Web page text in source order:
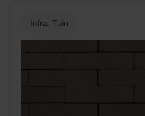
Infra, Tuin